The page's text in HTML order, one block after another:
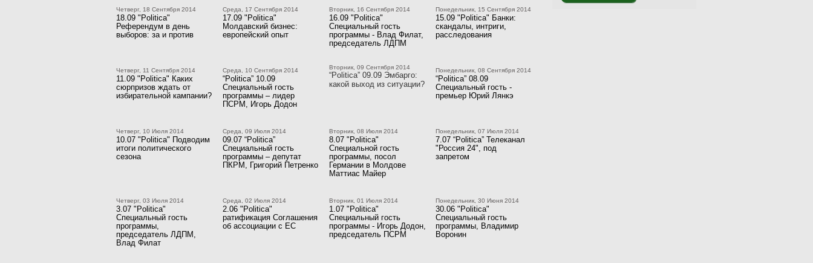
Четверг, 18 Сентября 2014
18.09 "Politica"
Референдум в день
выборов: за и против
Среда, 17 Сентября 2014
17.09 "Politica"
Молдавский бизнес:
европейский опыт
Вторник, 16 Сентября 2014
16.09 "Politica"
Специальный гость
программы - Влад Филат,
председатель ЛДПМ
Понедельник, 15 Сентября 2014
15.09 "Politica" Банки:
скандалы, интриги,
расследования
Четверг, 11 Сентября 2014
11.09 "Politica" Каких
сюрпризов ждать от
избирательной кампании?
Среда, 10 Сентября 2014
“Politica” 10.09
Специальный гость
программы – лидер
ПСРМ, Игорь Додон
Вторник, 09 Сентября 2014
“Politica” 09.09 Эмбарго:
какой выход из ситуации?
Понедельник, 08 Сентября 2014
“Politica” 08.09
Специальный гость -
премьер Юрий Лянкэ
Четверг, 10 Июля 2014
10.07 "Politica" Подводим
итоги политического
сезона
Среда, 09 Июля 2014
09.07 “Politica”
Специальный гость
программы – депутат
ПКРМ, Григорий Петренко
Вторник, 08 Июля 2014
8.07 "Politica"
Специальной гость
программы, посол
Германии в Молдове
Маттиас Майер
Понедельник, 07 Июля 2014
7.07 “Politica” Телеканал
"Россия 24", под
запретом
Четверг, 03 Июля 2014
3.07 "Politica"
Специальный гость
программы,
председатель ЛДПМ,
Влад Филат
Среда, 02 Июля 2014
2.06 "Politica"
ратификация Соглашения
об ассоциации с ЕС
Вторник, 01 Июля 2014
1.07 "Politica"
Специальный гость
программы - Игорь Додон,
председатель ПСРМ
Понедельник, 30 Июня 2014
30.06 "Politica"
Специальный гость
программы, Владимир
Воронин